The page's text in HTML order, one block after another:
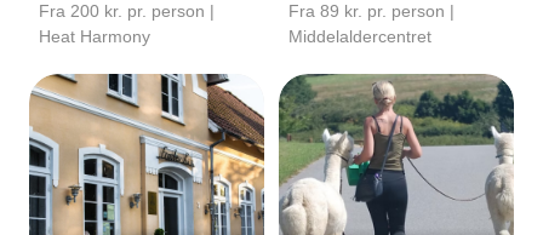
Fra 200 kr. pr. person |
Heat Harmony
Fra 89 kr. pr. person |
Middelaldercentret